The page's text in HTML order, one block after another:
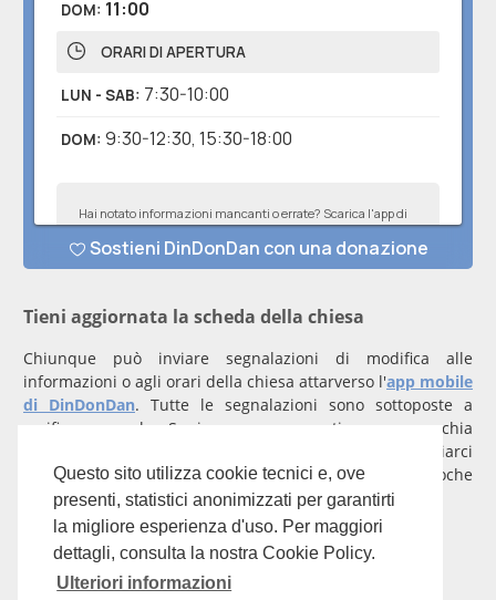
Questo sito utilizza cookie tecnici e, ove
presenti, statistici anonimizzati per garantirti
la migliore esperienza d'uso. Per maggiori
dettagli, consulta la nostra Cookie Policy.
Ulteriori informazioni
Tieni aggiornata la scheda della chiesa
Chiunque può inviare segnalazioni di modifica alle
informazioni o agli orari della chiesa attarverso l'app mobile
di DinDonDan. Tutte le segnalazioni sono sottoposte a
verifica manuale. Se invece rappresenti una parrocchia
con un account verificato per inviarci
comunicazioni prioritarie che saranno gestite entro poche
Per qualunque domanda scrivi ainfo@dindondan.app